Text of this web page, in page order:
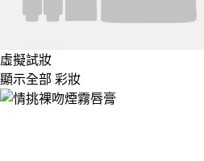
虛擬試妝
顯示全部 彩妝